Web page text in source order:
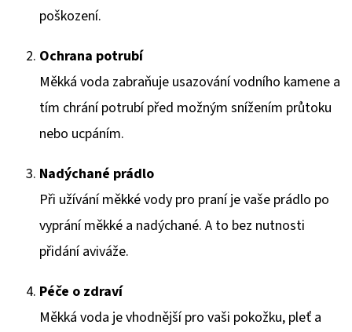
poškození.
Ochrana potrubí
Měkká voda zabraňuje usazování vodního kamene a
tím chrání potrubí před možným snížením průtoku
nebo ucpáním.
Nadýchané prádlo
Při užívání měkké vody pro praní je vaše prádlo po
vyprání měkké a nadýchané. A to bez nutnosti
přidání aviváže.
Péče o zdraví
Měkká voda je vhodnější pro vaši pokožku, pleť a